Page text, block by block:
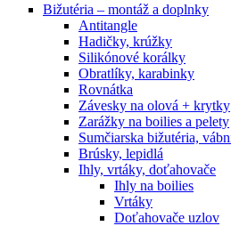
Bižutéria – montáž a doplnky
Antitangle
Hadičky, krúžky
Silikónové korálky
Obratlíky, karabinky
Rovnátka
Závesky na olová + krytky
Zarážky na boilies a pelety
Sumčiarska bižutéria,
Brúsky, lepidlá
Ihly, vrtáky, doťahovače
Ihly na boilies
Vrtáky
Doťahovače uzlov